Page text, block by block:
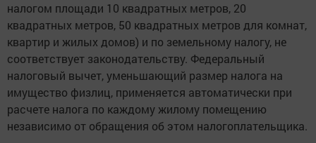
налогом площади 10 квадратных метров, 20
квадратных мет­ров, 50 квадратных метров для комнат,
квартир и жилых домов) и по земельному налогу, не
соответствует законодательству. Федеральный
налоговый вычет, уменьшающий размер налога на
имущество физлиц, применяется автоматически при
расчете налога по каждому жилому помещению
независимо от обращения об этом налогоплательщика.